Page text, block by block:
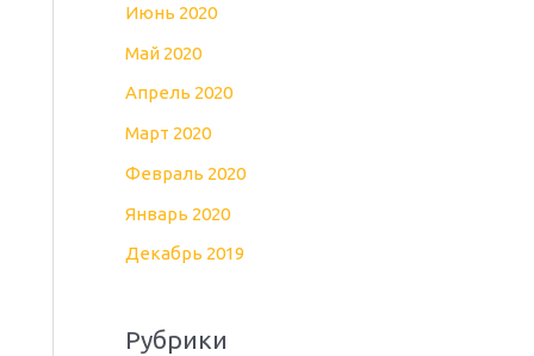
Июнь 2020
Май 2020
Апрель 2020
Март 2020
Февраль 2020
Январь 2020
Декабрь 2019
Рубрики